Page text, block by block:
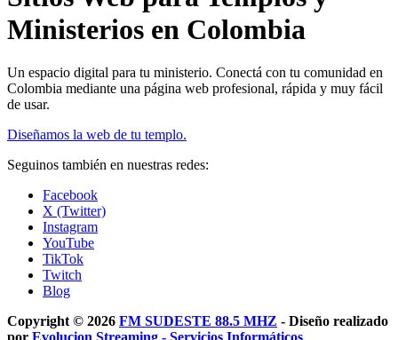
Ministerios en Colombia
Un espacio digital para tu ministerio. Conectá con tu comunidad en
Colombia mediante una página web profesional, rápida y muy fácil
de usar.
Diseñamos la web de tu templo.
Seguinos también en nuestras redes:
Facebook
X (Twitter)
Instagram
YouTube
TikTok
Twitch
Blog
Copyright © 2026 FM SUDESTE 88.5 MHZ - Diseño realizado